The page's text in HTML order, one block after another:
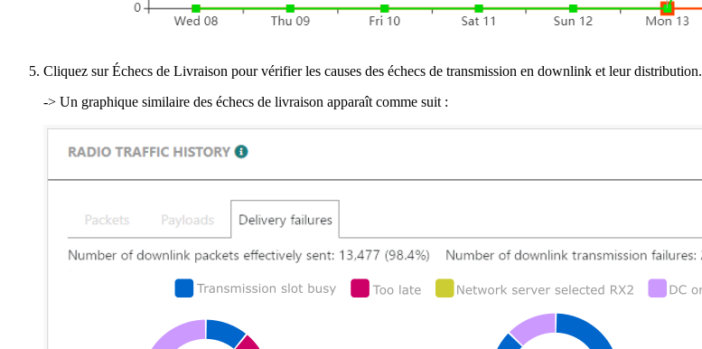
Cliquez sur Échecs de Livraison pour vérifier les causes des échecs de transmission en downlink et leur distribution.
-> Un graphique similaire des échecs de livraison apparaît comme suit :